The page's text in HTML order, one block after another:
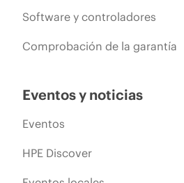
Software y controladores
Comprobación de la garantía
Eventos y noticias
Eventos
HPE Discover